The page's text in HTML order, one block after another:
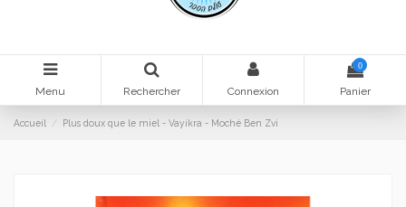
Menu Rechercher Connexion
0
Panier
Accueil Plus doux que le miel - Vayikra - Moché Ben Zvi